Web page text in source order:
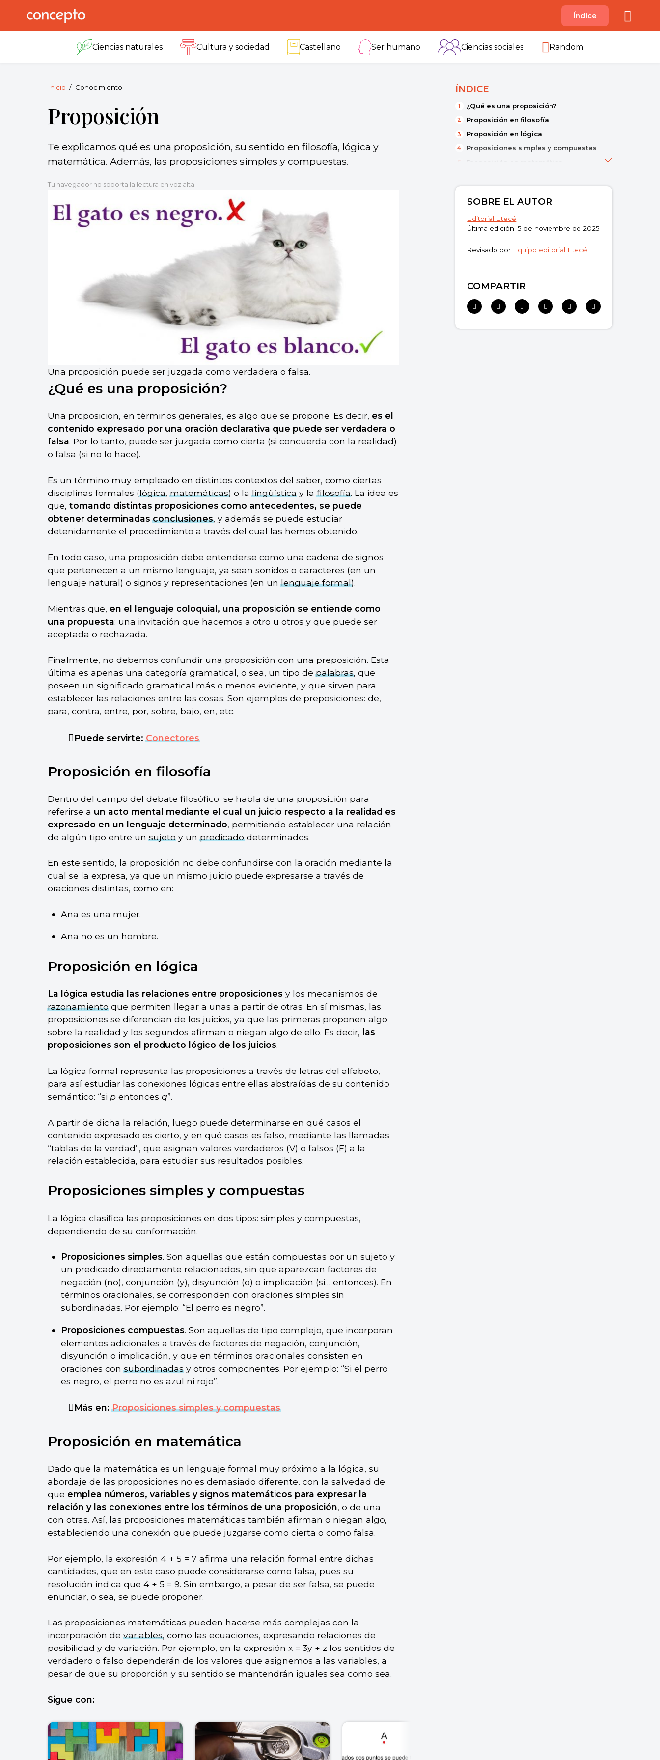
reservados.
B C
Índice
Ciencias naturales Cultura y sociedad Castellano Ser humano Ciencias sociales Random
Inicio Conocimiento
Proposición
Te explicamos qué es una proposición, su sentido en filosofía, lógica y
matemática. Además, las proposiciones simples y compuestas.
Tu navegador no soporta la lectura en voz alta.
Una proposición puede ser juzgada como verdadera o falsa.
¿Qué es una proposición?
Una proposición, en términos generales, es algo que se propone. Es decir, es el
contenido expresado por una oración declarativa que puede ser verdadera o
falsa. Por lo tanto, puede ser juzgada como cierta (si concuerda con la realidad)
o falsa (si no lo hace).
Es un término muy empleado en distintos contextos del saber, como ciertas
disciplinas formales (lógica,matemáticas) o lalingüísticay lafilosofía. La idea es
que, tomando distintas proposiciones como antecedentes, se puede
obtener determinadasconclusiones, y además se puede estudiar
detenidamente el procedimiento a través del cual las hemos obtenido.
En todo caso, una proposición debe entenderse como una cadena de signos
que pertenecen a un mismo lenguaje, ya sean sonidos o caracteres (en un
lenguaje natural) o signos y representaciones (en unlenguaje formal).
Mientras que, en el lenguaje coloquial, una proposición se entiende como
una propuesta: una invitación que hacemos a otro u otros y que puede ser
aceptada o rechazada.
Finalmente, no debemos confundir una proposición con una preposición. Esta
última es apenas una categoría gramatical, o sea, un tipo depalabras, que
poseen un significado gramatical más o menos evidente, y que sirven para
establecer las relaciones entre las cosas. Son ejemplos de preposiciones: de,
para, contra, entre, por, sobre, bajo, en, etc.
Puede servirte:Conectores
Proposición en filosofía
Dentro del campo del debate filosófico, se habla de una proposición para
referirse a un acto mental mediante el cual un juicio respecto a la realidad es
expresado en un lenguaje determinado, permitiendo establecer una relación
de algún tipo entre unsujetoy unpredicadodeterminados.
En este sentido, la proposición no debe confundirse con la oración mediante la
cual se la expresa, ya que un mismo juicio puede expresarse a través de
oraciones distintas, como en:
Ana es una mujer.
Ana no es un hombre.
Proposición en lógica
La lógica estudia las relaciones entre proposiciones y los mecanismos de
razonamientoque permiten llegar a unas a partir de otras. En sí mismas, las
proposiciones se diferencian de los juicios, ya que las primeras proponen algo
sobre la realidad y los segundos afirman o niegan algo de ello. Es decir, las
proposiciones son el producto lógico de los juicios.
La lógica formal representa las proposiciones a través de letras del alfabeto,
para así estudiar las conexiones lógicas entre ellas abstraídas de su contenido
semántico: “si pentonces q”.
A partir de dicha la relación, luego puede determinarse en qué casos el
contenido expresado es cierto, y en qué casos es falso, mediante las llamadas
“tablas de la verdad”, que asignan valores verdaderos (V) o falsos (F) a la
relación establecida, para estudiar sus resultados posibles.
Proposiciones simples y compuestas
La lógica clasifica las proposiciones en dos tipos: simples y compuestas,
dependiendo de su conformación.
Proposiciones simples. Son aquellas que están compuestas por un sujeto y
un predicado directamente relacionados, sin que aparezcan factores de
negación (no), conjunción (y), disyunción (o) o implicación (si… entonces). En
términos oracionales, se corresponden con oraciones simples sin
subordinadas. Por ejemplo: “El perro es negro”.
Proposiciones compuestas. Son aquellas de tipo complejo, que incorporan
elementos adicionales a través de factores de negación, conjunción,
disyunción o implicación, y que en términos oracionales consisten en
oraciones consubordinadasy otros componentes. Por ejemplo: “Si el perro
es negro, el perro no es azul ni rojo”.
Más en:Proposiciones simples y compuestas
Proposición en matemática
Dado que la matemática es un lenguaje formal muy próximo a la lógica, su
abordaje de las proposiciones no es demasiado diferente, con la salvedad de
que emplea números, variables y signos matemáticos para expresar la
relación y las conexiones entre los términos de una proposición, o de una
con otras. Así, las proposiciones matemáticas también afirman o niegan algo,
estableciendo una conexión que puede juzgarse como cierta o como falsa.
Por ejemplo, la expresión 4 + 5 = 7 afirma una relación formal entre dichas
cantidades, que en este caso puede considerarse como falsa, pues su
resolución indica que 4 + 5 = 9. Sin embargo, a pesar de ser falsa, se puede
enunciar, o sea, se puede proponer.
Las proposiciones matemáticas pueden hacerse más complejas con la
incorporación devariables, como las ecuaciones, expresando relaciones de
posibilidad y de variación. Por ejemplo, en la expresión x = 3y + z los sentidos de
verdadero o falso dependerán de los valores que asignemos a las variables, a
pesar de que su proporción y su sentido se mantendrán iguales sea como sea.
Sigue con:
ÍNDICE
¿Qué es una proposición?
Proposición en filosofía
Proposición en lógica
Proposiciones simples y compuestas
Proposición en matemática
SOBRE EL AUTOR
Editorial Etecé
Última edición: 5 de noviembre de 2025
Revisado por Equipo editorial Etecé
COMPARTIR